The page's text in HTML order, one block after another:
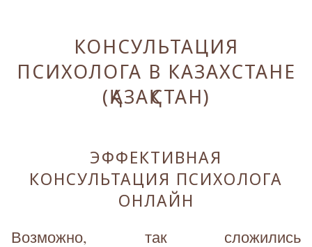
КОНСУЛЬТАЦИЯ
ПСИХОЛОГА В КАЗАХСТАНЕ
(ҚАЗАҚСТАН)
ЭФФЕКТИВНАЯ
КОНСУЛЬТАЦИЯ ПСИХОЛОГА
ОНЛАЙН
Возможно, так сложились